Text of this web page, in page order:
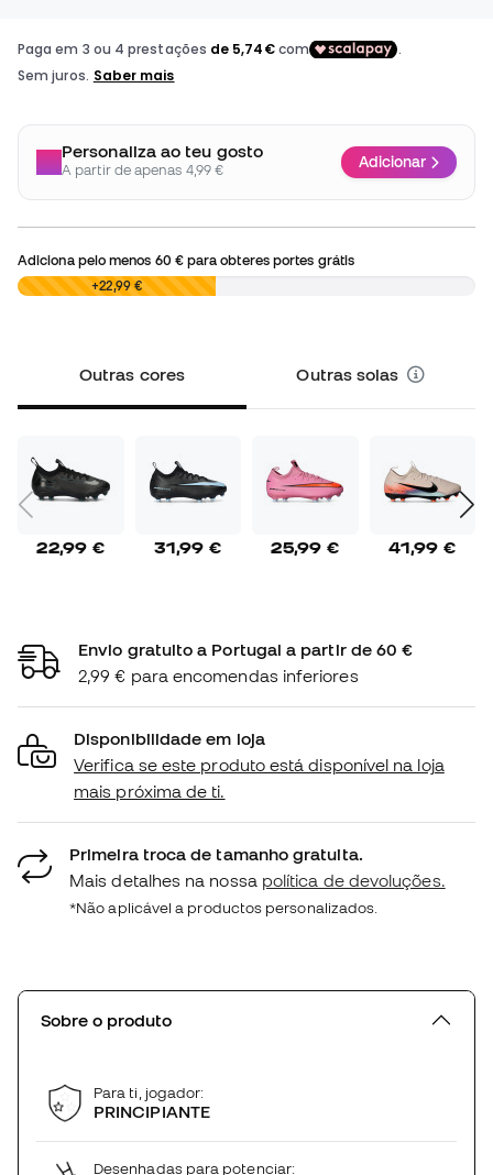
Personaliza ao teu gosto
A partir de apenas 4,99 € Adicionar
Adiciona pelo menos 60 €para obteres portes grátis
0,00 € +22,99 €
Outras cores Outras solas
22,99 € 31,99 € 25,99 € 41,99 €
Envio gratuito a Portugal a partir de 60 €
2,99 € para encomendas inferiores
Disponibilidade em loja
Verifica se este produto está disponível na loja
mais próxima de ti.
Primeira troca de tamanho gratuita.
Mais detalhes na nossa política de devoluções.
*Não aplicável a productos personalizados.
Sobre o produto
Para ti, jogador:
PRINCIPIANTE
Desenhadas para potenciar: